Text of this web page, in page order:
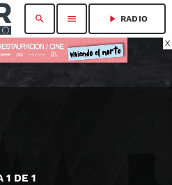
X
search menu play_arrow RADIO
1 DE 1